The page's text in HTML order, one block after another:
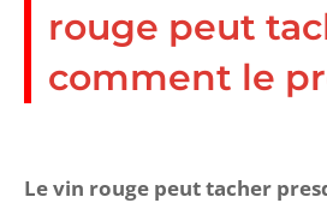
rouge peut
comment le
Le vin rouge peut tacher